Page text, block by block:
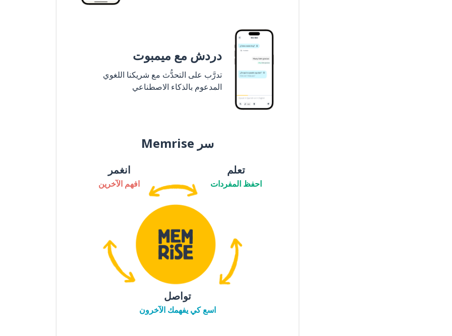
دردش مع ميمبوت
تدرَّب على التحدُّث مع شريكنا اللغوي
المدعوم بالذكاء الاصطناعي
سر Memrise
تعلم
احفظ المفردات
انغمر
افهم الآخرين
تواصل
اسع كي يفهمك الآخرون